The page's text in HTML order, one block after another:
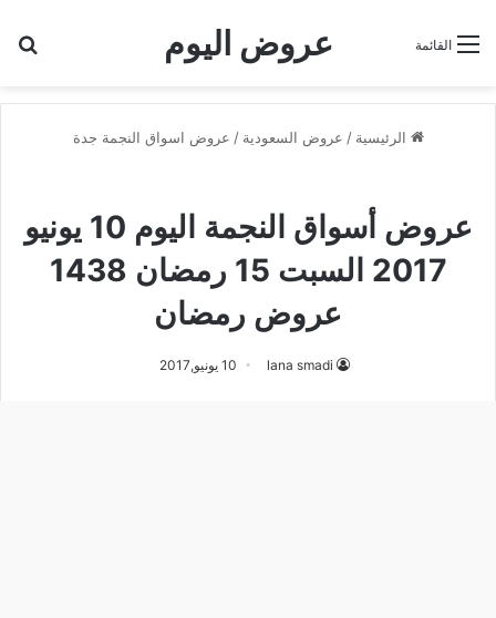
عروض اليوم القائمة
الرئيسية / عروض السعودية / عروض اسواق النجمة جدة
عروض أسواق النجمة اليوم 10 يونيو
2017 السبت 15 رمضان 1438
عروض رمضان
lana smadi 10 يونيو,2017